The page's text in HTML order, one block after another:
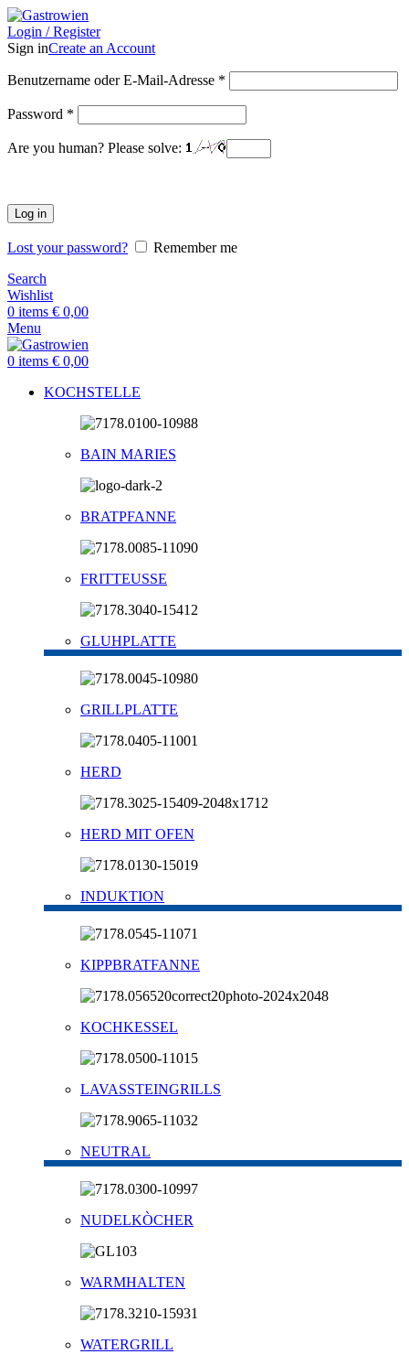
Login / Register
Sign inCreate an Account
Benutzername oder E-Mail-Adresse *
Password *
Are you human? Please solve:
Log in
Lost your password?
Remember me
Search
Wishlist
0 items € 0,00
Menu
0 items € 0,00
KOCHSTELLE
BAIN MARIES
BRATPFANNE
FRITTEUSSE
GLUHPLATTE
GRILLPLATTE
HERD
HERD MIT OFEN
INDUKTION
KIPPBRATFANNE
KOCHKESSEL
LAVASSTEINGRILLS
NEUTRAL
NUDELKÒCHER
WARMHALTEN
WATERGRILL